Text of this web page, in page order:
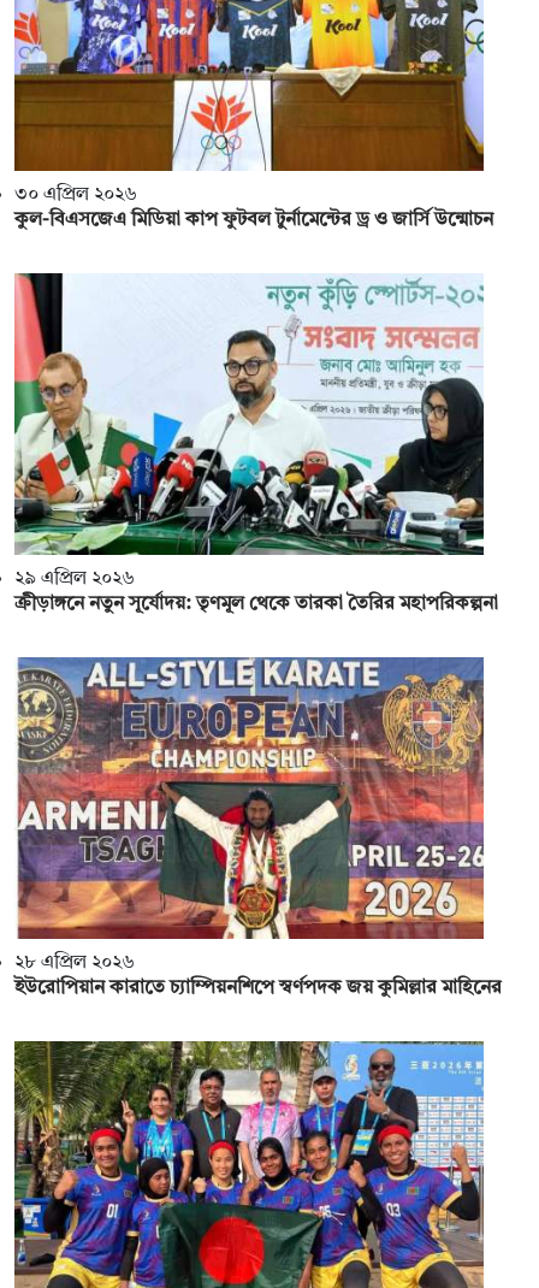
৩০ এপ্রিল ২০২৬
কুল-বিএসজেএ মিডিয়া কাপ ফুটবল টুর্নামেন্টের ড্র ও জার্সি উন্মোচন
২৯ এপ্রিল ২০২৬
ক্রীড়াঙ্গনে নতুন সূর্যোদয়: তৃণমূল থেকে তারকা তৈরির মহাপরিকল্পনা
২৮ এপ্রিল ২০২৬
ইউরোপিয়ান কারাতে চ্যাম্পিয়নশিপে স্বর্ণপদক জয় কুমিল্লার মাহিনের